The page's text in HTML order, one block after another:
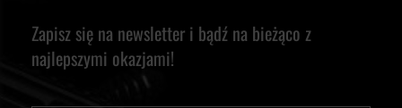
Zapisz się na newsletter i bądź na bieżąco z
najlepszymi okazjami!